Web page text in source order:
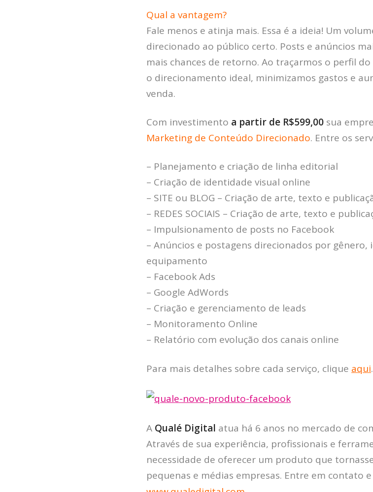
Qual a vantagem?
Fale menos e atinja mais. Essa é a ideia! Um
direcionado ao público certo. Posts e anúncios
mais chances de retorno. Ao traçarmos o perfil
o direcionamento ideal, minimizamos gastos e
venda.
Com investimento a partir de R$599,00 sua
Marketing de Conteúdo Direcionado. Entre os
– Planejamento e criação de linha editorial
– Criação de identidade visual online
– SITE ou BLOG – Criação de arte, texto e
– REDES SOCIAIS – Criação de arte, texto e
– Impulsionamento de posts no Facebook
– Anúncios e postagens direcionados por gênero,
equipamento
– Facebook Ads
– Google AdWords
– Criação e gerenciamento de leads
– Monitoramento Online
– Relatório com evolução dos canais online
Para mais detalhes sobre cada serviço, clique aqui.
A Qualé Digital atua há 6 anos no mercado de
Através de sua experiência, profissionais e
necessidade de oferecer um produto que
pequenas e médias empresas. Entre em contato